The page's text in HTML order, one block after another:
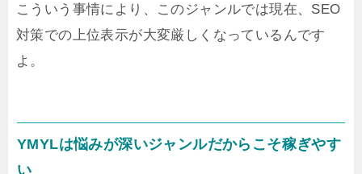
こういう事情により、このジャンルでは現在、SEO
対策での上位表示が大変厳しくなっているんです
よ。
YMYLは悩みが深いジャンルだからこそ稼ぎやす
い